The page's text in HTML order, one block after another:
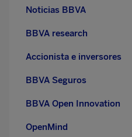
Noticias BBVA
BBVA research
Accionista e inversores
BBVA Seguros
BBVA Open Innovation
OpenMind